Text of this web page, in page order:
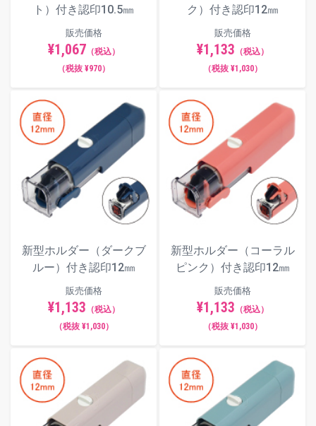
ト）付き認印10.5㎜
販売価格
¥1,067 （税込）
（税抜 ¥970）
ク）付き認印12㎜
販売価格
¥1,133 （税込）
（税抜 ¥1,030）
新型ホルダー（ダークブ
ルー）付き認印12㎜
販売価格
¥1,133 （税込）
（税抜 ¥1,030）
新型ホルダー（コーラル
ピンク）付き認印12㎜
販売価格
¥1,133 （税込）
（税抜 ¥1,030）